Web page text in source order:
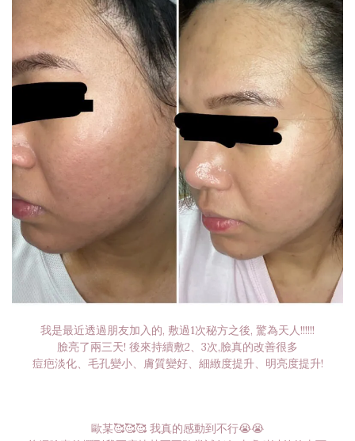
我是最近透過朋友加入的, 敷過1次秘方之後, 驚為天人!!!!!!
臉亮了兩三天! 後來持續敷2、3次,臉真的改善很多
痘疤淡化、毛孔變小、膚質變好、細緻度提升、明亮度提升!
歐某🥰🥰🥰 我真的感動到不行😭😭